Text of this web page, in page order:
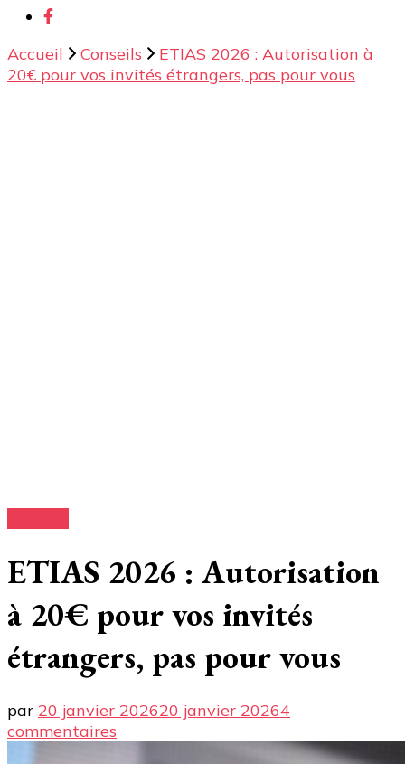
Accueil Conseils
ETIAS 2026 : Autorisation à
20€ pour vos invités étrangers, pas pour vous
ETIAS 2026 : Autorisation
à 20€ pour vos invités
étrangers, pas pour vous
par 20 janvier 202620 janvier 20264
commentaires